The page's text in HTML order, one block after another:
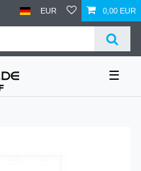
EUR 0,00 EUR
☰